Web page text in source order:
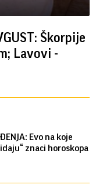
Škorpije
Lavovi -
Evo na koje
znaci horoskopa